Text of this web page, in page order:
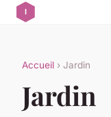
Accueil › Jardin
Jardin